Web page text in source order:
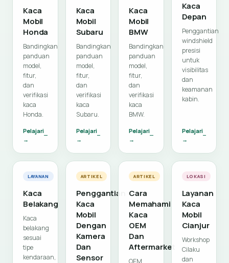
Kaca
Mobil
Honda
Bandingkan
panduan
model,
fitur,
dan
verifikasi
kaca
Honda.
Pelajari
→
Kaca
Mobil
Subaru
Bandingkan
panduan
model,
fitur,
dan
verifikasi
kaca
Subaru.
Pelajari
→
Kaca
Mobil
BMW
Bandingkan
panduan
model,
fitur,
dan
verifikasi
kaca
BMW.
Pelajari
→
Kaca
Depan
Penggantian
windshield
presisi
untuk
visibilitas
dan
keamanan
kabin.
Pelajari
→
LAYANAN
Kaca
Belakang
Kaca
belakang
sesuai
tipe
kendaraan,
ARTIKEL
Penggantian
Kaca
Mobil
Dengan
Kamera
Dan
Sensor
ARTIKEL
Cara
Memahami
Kaca
OEM
Dan
Aftermarket
OEM
LOKASI
Layanan
Kaca
Mobil
Cianjur
Workshop
Cilaku
dan